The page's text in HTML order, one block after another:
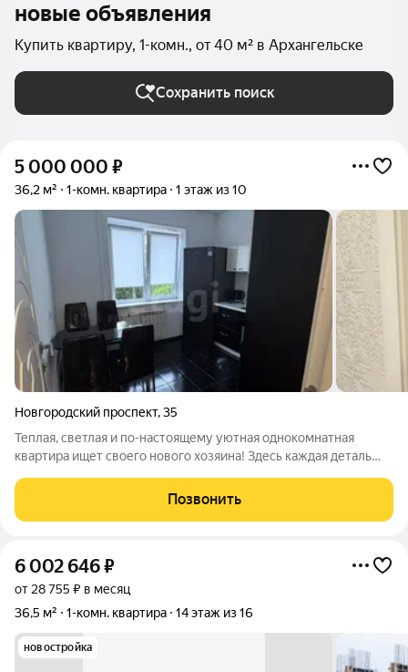
новые объявления
Купить квартиру, 1-комн., от 40 м² в Архангельске
Сохранить поиск
5 000 000 ₽
36,2 м² 1-комн. квартира 1 этаж из 10
Новгородский проспект,35
Теплая, светлая и по-настоящему уютная однокомнатная
квартира ищет своего нового хозяина! Здесь каждая деталь
хочется отдыхать душой после долгого дня. Сердце квартиры
кухня площадью 7 кв. м.
Позвонить
6 002 646₽
от 28 755 ₽ в месяц
36,5 м²
1-комн. квартира 14 этаж из 16
новостройка